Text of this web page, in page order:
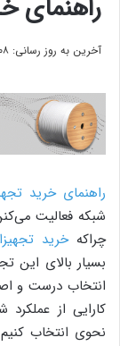
راهنمای
آخرین به روز رسانی: ۰۸ آبان ۱۴۰۲
راهنمای خرید
شبکه فعالیت
چراکهخرید
بسیار بالای این
انتخاب درست و
کارایی از
نحوی انتخاب